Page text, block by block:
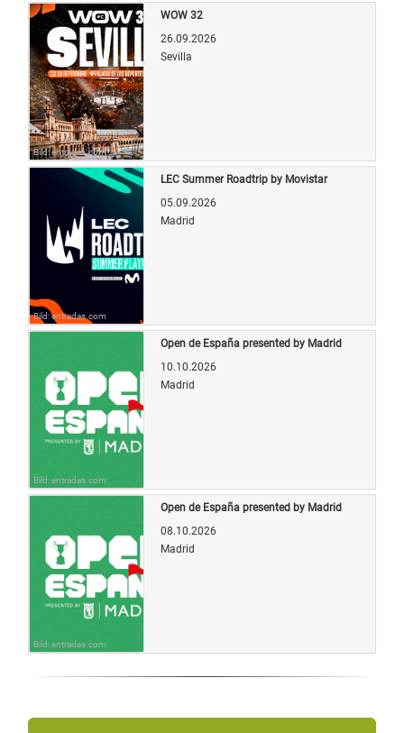
Bild: entradas.com
WOW 32
26.09.2026
Sevilla
Bild: entradas.com
LEC Summer Roadtrip by Movistar
05.09.2026
Madrid
Bild: entradas.com
Open de España presented by Madrid
10.10.2026
Madrid
Bild: entradas.com
Open de España presented by Madrid
08.10.2026
Madrid